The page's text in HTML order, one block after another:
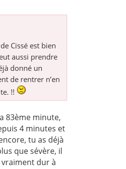
Cissé est bien
aussi prendre
donné un
de rentrer n’en
!!
83ème minute,
4 minutes et
tu as déjà
que sévère, il
dur à